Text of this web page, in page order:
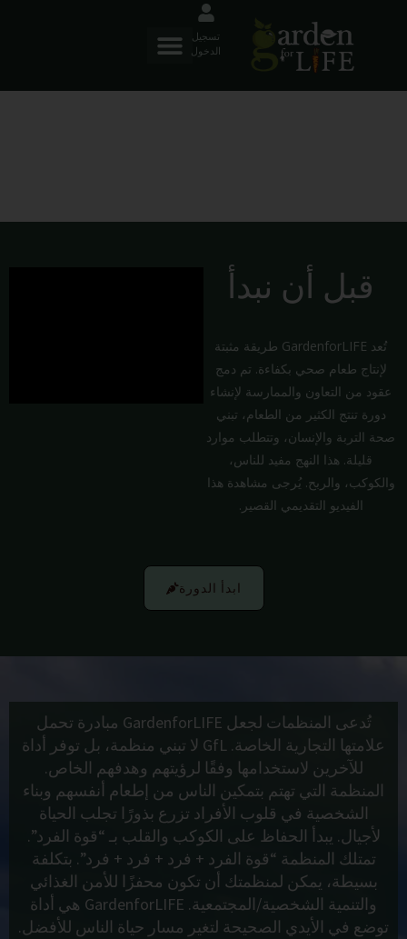
تسجيل
الدخول
قبل أن نبدأ
تُعد GardenforLIFE طريقة مثبتة
لإنتاج طعام صحي بكفاءة. تم دمج
عقود من التعاون والممارسة لإنشاء
دورة تنتج الكثير من الطعام، تبني
صحة التربة والإنسان، وتتطلب موارد
قليلة. هذا النهج مفيد للناس،
والكوكب، والربح. يُرجى مشاهدة هذا
الفيديو التقديمي القصير.
ابدأ الدورة
تُدعى المنظمات لجعل GardenforLIFE مبادرة تحمل
علامتها التجارية الخاصة. GfL لا تبني منظمة، بل توفر أداة
للآخرين لاستخدامها وفقًا لرؤيتهم وهدفهم الخاص.
المنظمة التي تهتم بتمكين الناس من إطعام أنفسهم وبناء
الشخصية في قلوب الأفراد تزرع بذورًا تجلب الحياة
لأجيال. يبدأ الحفاظ على الكوكب والقلب بـ “قوة الفرد”.
تمتلك المنظمة “قوة الفرد + فرد + فرد + فرد”. بتكلفة
بسيطة، يمكن لمنظمتك أن تكون محفزًا للأمن الغذائي
والتنمية الشخصية/المجتمعية. GardenforLIFE هي أداة
توضع في الأيدي الصحيحة لتغير مسار حياة الناس للأفضل.